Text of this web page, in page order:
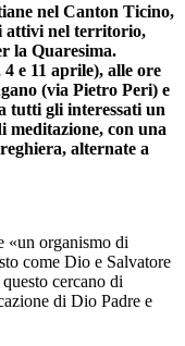
nel Canton Ticino,
attivi nel territorio,
la Quaresima.
e 11 aprile), alle ore
(via Pietro Peri) e
tutti gli interessati un
meditazione, con una
alternate a
«un organismo di
come Dio e Salvatore
cercano di
di Dio Padre e